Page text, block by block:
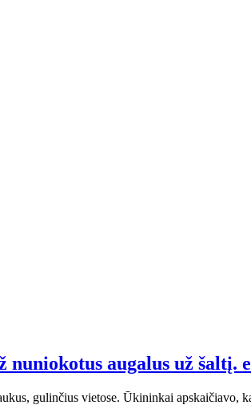
nuniokotus augalus už šaltį.
gulinčius vietose. Ūkininkai apskaičiavo,